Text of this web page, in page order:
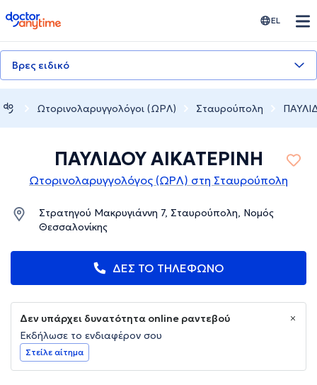
doctoranytime EL
Βρες ειδικό
Ωτορινολαρυγγολόγοι (ΩΡΛ) Σταυρούπολη
ΠΑΥΛΙΔΟΥ ΑΙΚΑΤΕΡΙΝΗ
Ωτορινολαρυγγολόγος (ΩΡΛ) στη Σταυρούπολη
Στρατηγού Μακρυγιάννη 7, Σταυρούπολη, Νομός
Θεσσαλονίκης
ΔΕΣ ΤΟ ΤΗΛΕΦΩΝΟ
Δεν υπάρχει δυνατότητα online ραντεβού
Εκδήλωσε το ενδιαφέρον σου
Στείλε αίτημα